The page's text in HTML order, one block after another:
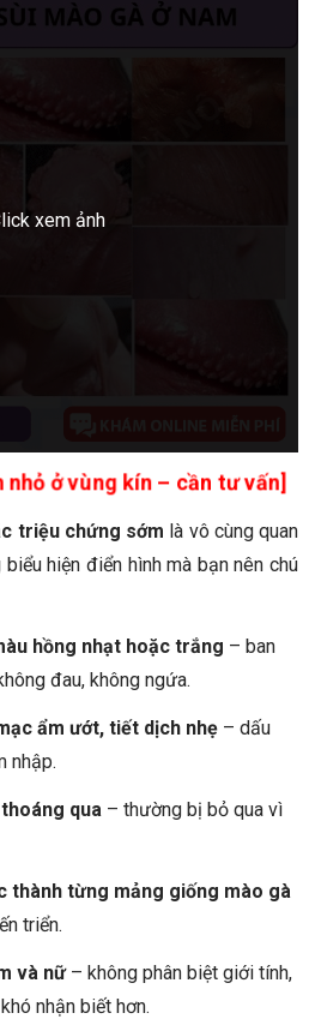
nhỏ ở vùng kín – cần tư vấn]
triệu chứng sớm là vô cùng quan
hiện điển hình mà bạn nên chú
hồng nhạt hoặc trắng – ban
đau, không ngứa.
ẩm ướt, tiết dịch nhẹ – dấu
nhập.
qua – thường bị bỏ qua vì
thành từng mảng giống mào gà
triển.
và nữ– không phân biệt giới tính,
nhận biết hơn.